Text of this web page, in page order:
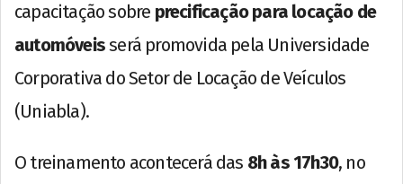
capacitação sobre precificação para locação de
automóveisserá promovida pela Universidade
Corporativa do Setor de Locação de Veículos
(Uniabla).
O treinamento acontecerá das 8h às 17h30, no